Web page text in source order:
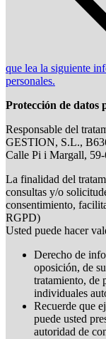
que lea la siguiente
personales.
Protección de datos
Responsable del
GESTION, S.L.,
Calle Pi i Margall,
La finalidad del
consultas y/o
consentimiento,
RGPD)
Usted puede hacer
Derecho de
oposición, de
tratamiento, de
individuales
Recuerde que
puede usted
autoridad de